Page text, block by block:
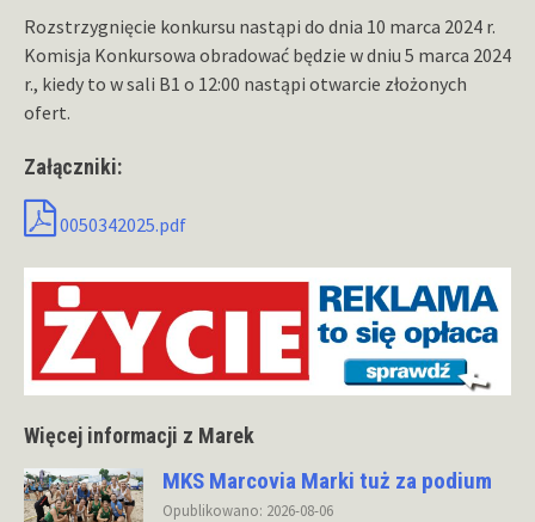
Rozstrzygnięcie konkursu nastąpi do dnia 10 marca 2024 r.
Komisja Konkursowa obradować będzie w dniu 5 marca 2024
r., kiedy to w sali B1 o 12:00 nastąpi otwarcie złożonych
ofert.
Załączniki:
0050342025.pdf
Więcej informacji z Marek
MKS Marcovia Marki tuż za podium
Opublikowano: 2026-08-06